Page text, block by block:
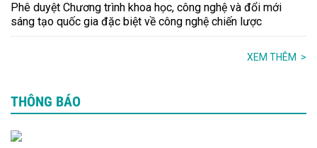
Phê duyệt Chương trình khoa học, công nghệ và đổi mới
sáng tạo quốc gia đặc biệt về công nghệ chiến lược
XEM THÊM >
THÔNG BÁO